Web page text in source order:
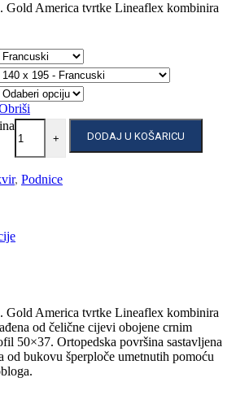
Gold America tvrtke Lineaflex kombinira
+ DODAJ U KOŠARICU
, Podnice
Gold America tvrtke Lineaflex kombinira
od čelične cijevi obojene crnim
50×37. Ortopedska površina sastavljena
od bukovu šperploče umetnutih pomoću